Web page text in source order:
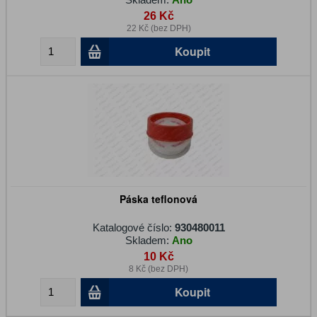
26 Kč
22 Kč (bez DPH)
Koupit
Páska teflonová
Katalogové číslo: 930480011
Skladem: Ano
10 Kč
8 Kč (bez DPH)
Koupit